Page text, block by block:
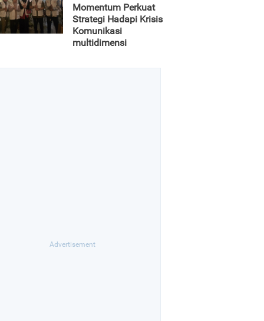
Momentum Perkuat
Strategi Hadapi Krisis
Komunikasi
multidimensi